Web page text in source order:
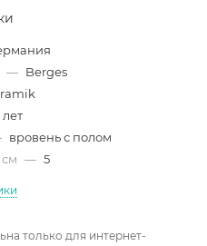
— Berges
лет
вровень с полом
— 5
только для интернет-